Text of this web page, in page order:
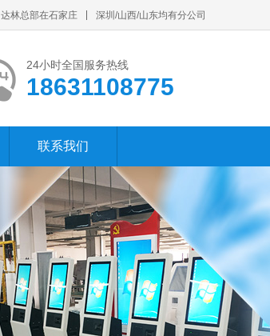
达林总部在石家庄 深圳/山西/山东均有分公司
24小时全国服务热线
18631108775
联系我们